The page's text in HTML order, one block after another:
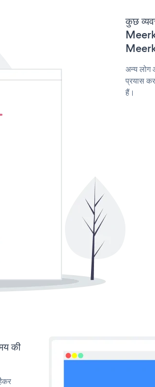
कुछ
अन्य
प्रयास
हैं।
की